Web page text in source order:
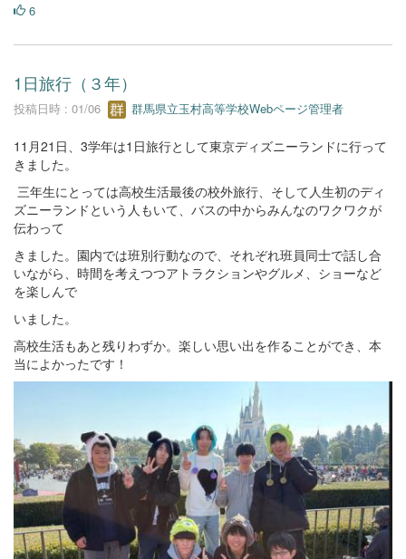
6
1日旅行（３年）
投稿日時 : 01/06 群馬県立玉村高等学校Webページ管理者
11月21日、3学年は1日旅行として東京ディズニーランドに行って
きました。
三年生にとっては高校生活最後の校外旅行、そして人生初のディ
ズニーランドという人もいて、バスの中からみんなのワクワクが
伝わって
きました。園内では班別行動なので、それぞれ班員同士で話し合
いながら、時間を考えつつアトラクションやグルメ、ショーなど
を楽しんで
いました。
高校生活もあと残りわずか。楽しい思い出を作ることができ、本
当によかったです！